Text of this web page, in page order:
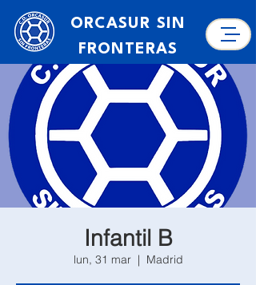
ORCASUR SIN
FRONTERAS
Infantil B
lun, 31 mar
  |
Madrid